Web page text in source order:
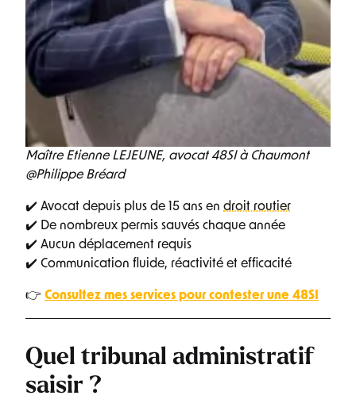
Maître Etienne LEJEUNE, avocat 48SI à Chaumont
@Philippe Bréard
✔️ Avocat depuis plus de 15 ans en droit routier
✔️ De nombreux permis sauvés chaque année
✔️ Aucun déplacement requis
✔️ Communication fluide, réactivité et efficacité
👉 Consultez mes services pour contester une 48SI
Quel tribunal administratif
saisir ?